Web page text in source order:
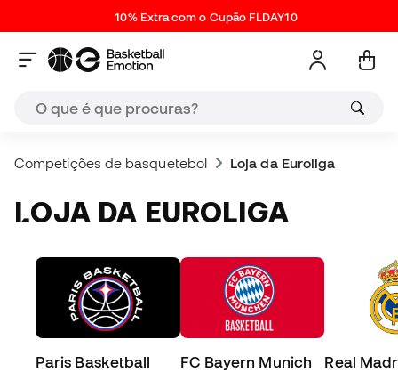
10% Extra com o Cupão FLDAY10
Competições de basquetebol Loja da Euroliga
LOJA DA EUROLIGA
Paris Basketball FC Bayern Munich Real